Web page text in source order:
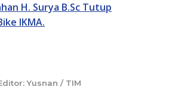
H. Surya B.Sc Tutup
IKMA.
Yusnan / TIM